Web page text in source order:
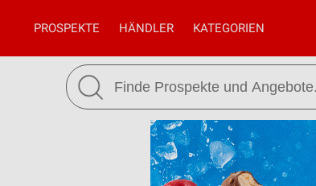
PROSPEKTE HÄNDLER KATEGORIEN